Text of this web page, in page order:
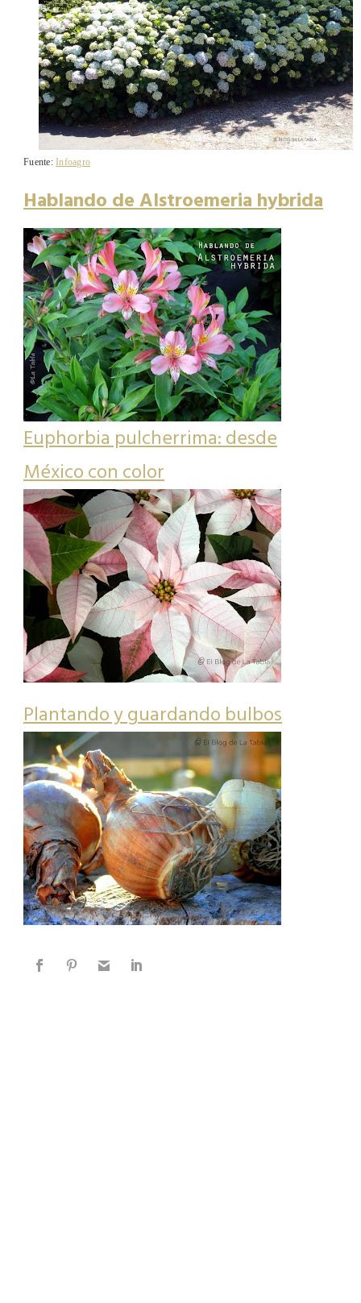
Fuente:Infoagro
Hablando de Alstroemeria hybrida
Euphorbia pulcherrima: desde
México con color
Plantando y guardando bulbos